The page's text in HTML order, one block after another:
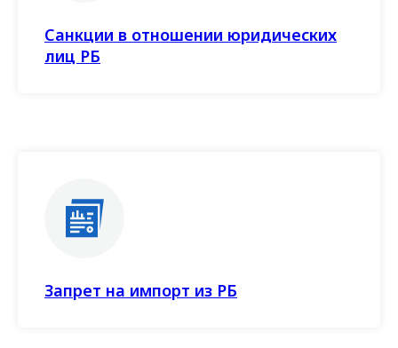
Санкции в отношении юридических
лиц РБ
Запрет на импорт из РБ